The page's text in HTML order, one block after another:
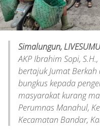
Simalungun,
AKP Ibrahim Sopi,
bertajuk Jumat
bungkus kepada
masyarakat kurang
Perumnas Manahul,
Kecamatan Bandar,